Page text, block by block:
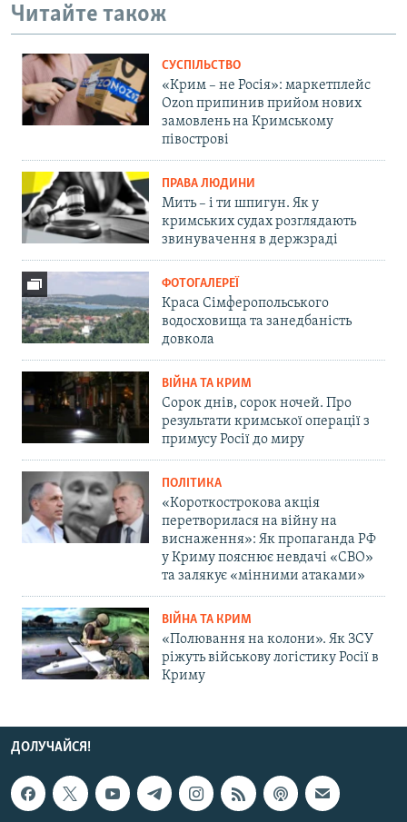
Читайте також
СУСПІЛЬСТВО
«Крим – не Росія»: маркетплейс
Ozon припинив прийом нових
замовлень на Кримському
півострові
ПРАВА ЛЮДИНИ
Мить – і ти шпигун. Як у
кримських судах розглядають
звинувачення в держзраді
ФОТОГАЛЕРЕЇ
Краса Сімферопольського
водосховища та занедбаність
довкола
ВІЙНА ТА КРИМ
Сорок днів, сорок ночей. Про
результати кримської операції з
примусу Росії до миру
ПОЛІТИКА
«Короткострокова акція
перетворилася на війну на
виснаження»: Як пропаганда РФ
у Криму пояснює невдачі «СВО»
та залякує «мінними атаками»
ВІЙНА ТА КРИМ
«Полювання на колони». Як ЗСУ
ріжуть військову логістику Росії в
Криму
ДОЛУЧАЙСЯ!